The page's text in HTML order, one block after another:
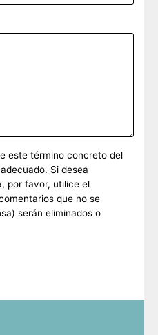
este término concreto del
Si desea
por favor, utilice el
que no se
serán eliminados o